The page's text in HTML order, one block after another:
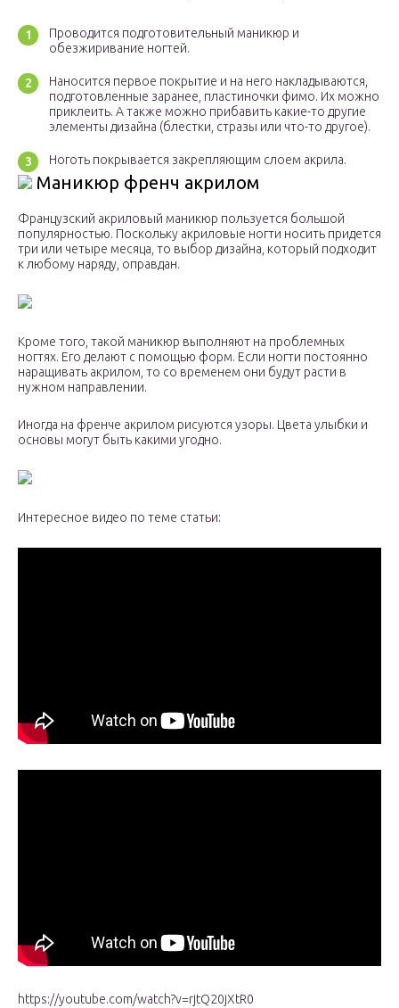
Проводится подготовительный маникюр и
обезжиривание ногтей.
Наносится первое покрытие и на него накладываются,
подготовленные заранее, пластиночки фимо. Их можно
приклеить. А также можно прибавить какие-то другие
элементы дизайна (блестки, стразы или что-то другое).
Ноготь покрывается закрепляющим слоем акрила.
Маникюр френч акрилом
Французский акриловый маникюр пользуется большой
популярностью. Поскольку акриловые ногти носить придется
три или четыре месяца, то выбор дизайна, который подходит
к любому наряду, оправдан.
Кроме того, такой маникюр выполняют на проблемных
ногтях. Его делают с помощью форм. Если ногти постоянно
наращивать акрилом, то со временем они будут расти в
нужном направлении.
Иногда на френче акрилом рисуются узоры. Цвета улыбки и
основы могут быть какими угодно.
Интересное видео по теме статьи:
https://youtube.com/watch?v=rjtQ20jXtR0